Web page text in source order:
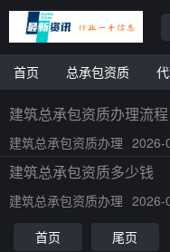
首页 总承包资质
建筑总承包资质办理流程
建筑总承包资质办理 2026-
建筑总承包资质多少钱
建筑总承包资质办理 2026-
首页
尾页